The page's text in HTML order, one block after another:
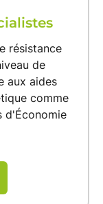
résistance
de
aux aides
comme
d'Économie